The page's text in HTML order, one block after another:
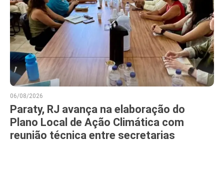
06/08/2026
Paraty, RJ avança na elaboração do
Plano Local de Ação Climática com
reunião técnica entre secretarias